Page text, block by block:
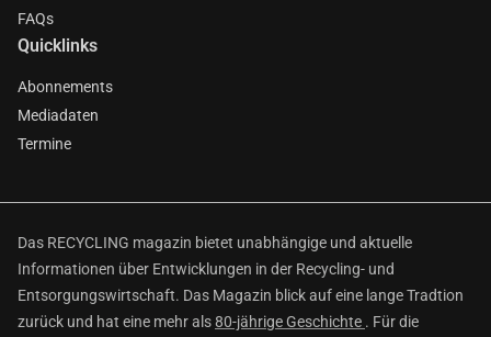
FAQs
Quicklinks
Abonnements
Mediadaten
Termine
Das RECYCLING magazin bietet unabhängige und aktuelle
Informationen über Entwicklungen in der Recycling- und
Entsorgungswirtschaft. Das Magazin blick auf eine lange Tradtion
zurück und hat eine mehr als80-jährige Geschichte . Für die